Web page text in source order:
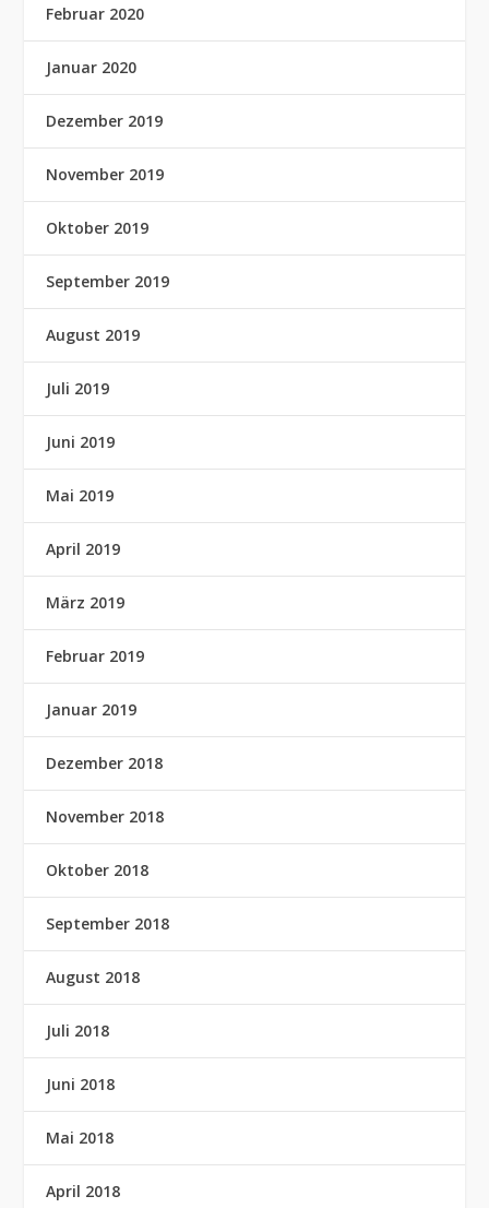
Februar 2020
Januar 2020
Dezember 2019
November 2019
Oktober 2019
September 2019
August 2019
Juli 2019
Juni 2019
Mai 2019
April 2019
März 2019
Februar 2019
Januar 2019
Dezember 2018
November 2018
Oktober 2018
September 2018
August 2018
Juli 2018
Juni 2018
Mai 2018
April 2018